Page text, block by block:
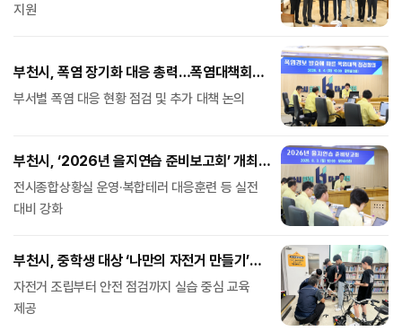
지원
부천시, 폭염 장기화 대응 총력…폭염대책회의
개최
부서별 폭염 대응 현황 점검 및 추가 대책 논의
부천시, ‘2026년 을지연습 준비보고회’ 개최…
분야별 추진계획 점검
전시종합상황실 운영·복합테러 대응훈련 등 실전
대비 강화
부천시, 중학생 대상 ‘나만의 자전거 만들기’
특별과정 운영
자전거 조립부터 안전 점검까지 실습 중심 교육
제공